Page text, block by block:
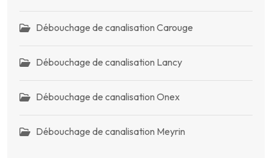
Débouchage de canalisation Carouge
Débouchage de canalisation Lancy
Débouchage de canalisation Onex
Débouchage de canalisation Meyrin